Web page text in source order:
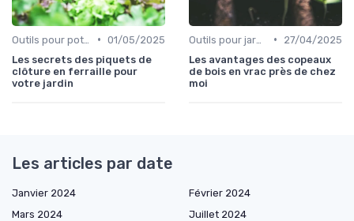
• 01/05/2025
Les secrets des piquets de
clôture en ferraille pour
votre jardin
•
27/04/2025
Les avantages des copeaux
de bois en vrac près de chez
moi
Les articles par date
Janvier 2024
Février 2024
Mars 2024
Juillet 2024